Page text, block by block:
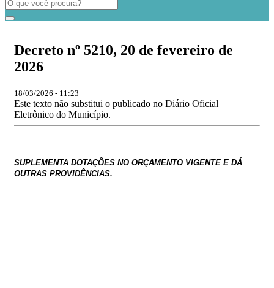
Decreto nº 5210, 20 de fevereiro de
2026
18/03/2026 - 11:23
Este texto não substitui o publicado no Diário Oficial
Eletrônico do Município.
SUPLEMENTA DOTAÇÕES NO ORÇAMENTO VIGENTE E DÁ
OUTRAS PROVIDÊNCIAS.